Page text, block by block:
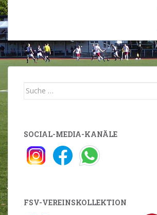
Suche
SOCIAL-MEDIA-KANÄLE
FSV-VEREINSKOLLEKTION